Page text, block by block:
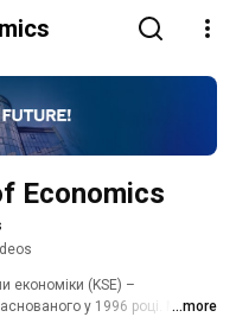
Economics
економіки (KSE) –
у 1996 році. Ми ...more